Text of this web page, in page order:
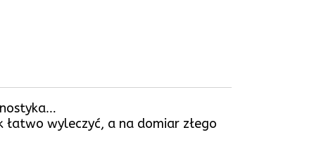
wyleczyć, a na domiar złego